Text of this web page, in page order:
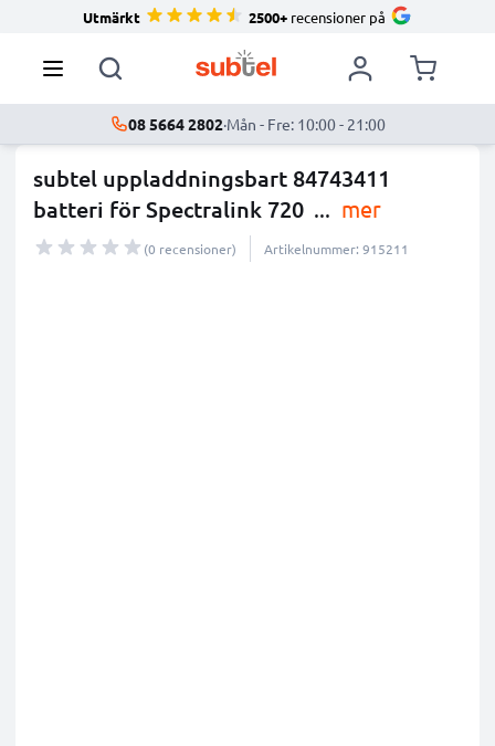
Utmärkt 2500+ recensioner på
08 5664 2802·Mån - Fre: 10:00 - 21:00
subtel uppladdningsbart 84743411
batteri för Spectralink 720 ... mer
(0 recensioner) Artikelnummer: 915211